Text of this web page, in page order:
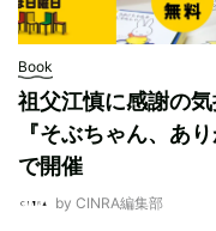
Book
祖父江慎に感謝の
『そぶちゃん、あ
で開催
by CINRA編集部